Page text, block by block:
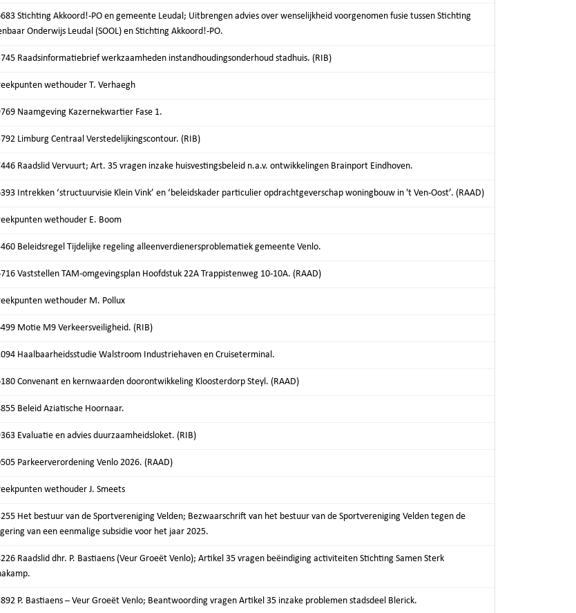
Stichting Akkoord!-PO en gemeente Leudal; Uitbrengen advies over wenselijkheid voorgenomen fusie tussen Stichting
Onderwijs Leudal (SOOL) en Stichting Akkoord!-PO.
Raadsinformatiebrief werkzaamheden instandhoudingsonderhoud stadhuis. (RIB)
wethouder T. Verhaegh
Naamgeving Kazernekwartier Fase 1.
Limburg Centraal Verstedelijkingscontour. (RIB)
Raadslid Vervuurt; Art. 35 vragen inzake huisvestingsbeleid n.a.v. ontwikkelingen Brainport Eindhoven.
Intrekken ‘structuurvisie Klein Vink’ en ‘beleidskader particulier opdrachtgeverschap woningbouw in 't Ven-Oost’. (RAAD)
wethouder E. Boom
Beleidsregel Tijdelijke regeling alleenverdienersproblematiek gemeente Venlo.
Vaststellen TAM-omgevingsplan Hoofdstuk 22A Trappistenweg 10-10A. (RAAD)
wethouder M. Pollux
Motie M9 Verkeersveiligheid. (RIB)
Haalbaarheidsstudie Walstroom Industriehaven en Cruiseterminal.
Convenant en kernwaarden doorontwikkeling Kloosterdorp Steyl. (RAAD)
Beleid Aziatische Hoornaar.
Evaluatie en advies duurzaamheidsloket. (RIB)
Parkeerverordening Venlo 2026. (RAAD)
wethouder J. Smeets
Het bestuur van de Sportvereniging Velden; Bezwaarschrift van het bestuur van de Sportvereniging Velden tegen de
van een eenmalige subsidie voor het jaar 2025.
Raadslid dhr. P. Bastiaens (Veur Groeët Venlo); Artikel 35 vragen beëindiging activiteiten Stichting Samen Sterk
P. Bastiaens – Veur Groeët Venlo; Beantwoording vragen Artikel 35 inzake problemen stadsdeel Blerick.